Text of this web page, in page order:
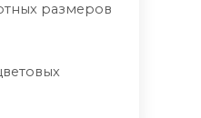
размеров